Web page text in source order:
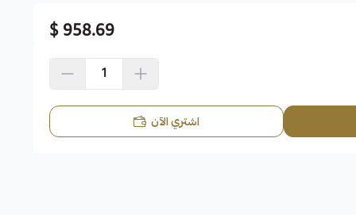
958.69 $
اشتري الآن